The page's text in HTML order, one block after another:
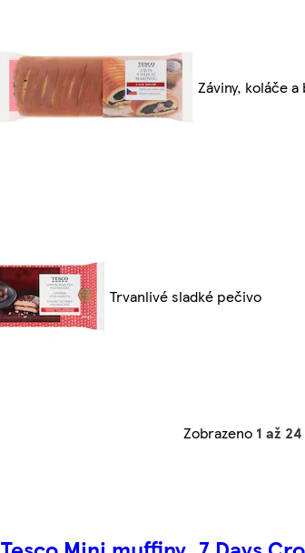
Záviny, koláče
Trvanlivé sladké pečivo
Zobrazeno 1 až 24